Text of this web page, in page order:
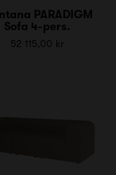
PARADIGM
Sofa 4-pers.
52 115,00 kr